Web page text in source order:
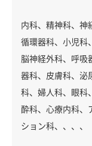
内科、精神科、神
循環器科、小児科
脳神経外科、呼吸
器科、皮膚科、泌
科、婦人科、眼科
酔科、心療内科、
ション科、、、、